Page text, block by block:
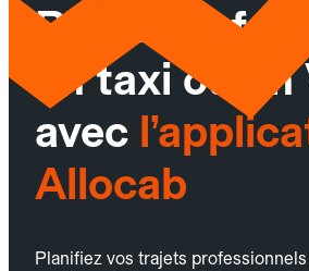
Réservez
un taxi ou
avec
Allocab
Planifiez vos trajets